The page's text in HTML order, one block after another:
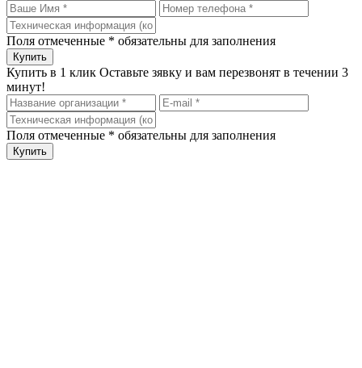
Поля отмеченные * обязательны для заполнения
Купить в 1 клик Оставьте зявку и вам перезвонят в течении 3
минут!
Поля отмеченные * обязательны для заполнения